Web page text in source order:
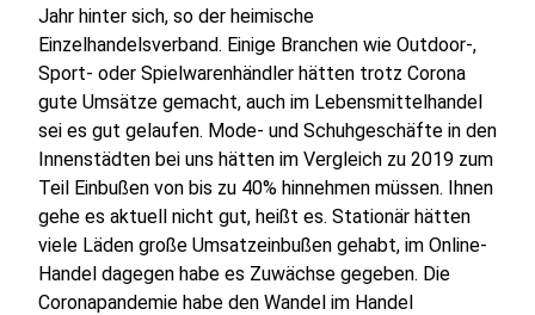
Jahr hinter sich, so der heimische
Einzelhandelsverband. Einige Branchen wie Outdoor-,
Sport- oder Spielwarenhändler hätten trotz Corona
gute Umsätze gemacht, auch im Lebensmittelhandel
sei es gut gelaufen. Mode- und Schuhgeschäfte in den
Innenstädten bei uns hätten im Vergleich zu 2019 zum
Teil Einbußen von bis zu 40% hinnehmen müssen. Ihnen
gehe es aktuell nicht gut, heißt es. Stationär hätten
viele Läden große Umsatzeinbußen gehabt, im Online-
Handel dagegen habe es Zuwächse gegeben. Die
Coronapandemie habe den Wandel im Handel